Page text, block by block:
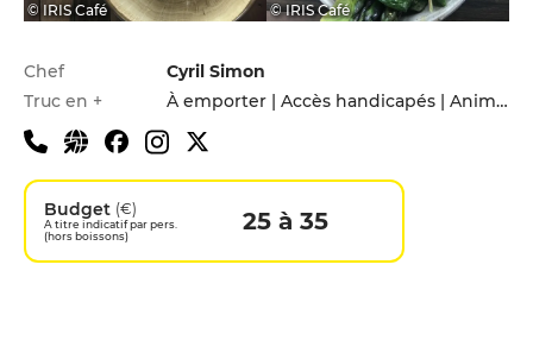
© IRIS Café © IRIS Café
Infos pratiques
Chef
Cyril Simon
Truc en +
À emporter | Accès handicapés | Animaux acceptés | Menu enfants
Budget (€)
A titre indicatif par pers.
(hors boissons)
25 à 35